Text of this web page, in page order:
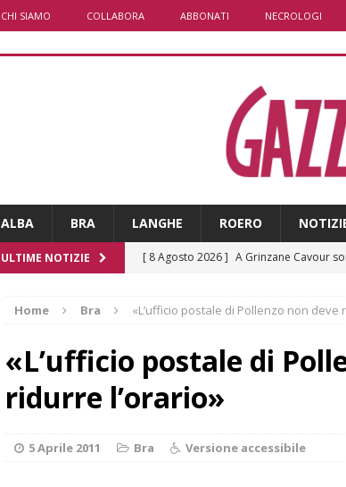
CHI SIAMO COLLABORA ABBONATI NECROLOGI
ALBA BRA LANGHE ROERO
ULTIME NOTIZIE [ 8 Agosto 2026 ] A Grinzane Cavour
[ 8 Agosto 2026 ] Banca di Asti, utile a
fiducia dei clienti
ALTRE NOTIZIE
[ 8 Agosto 2026 ]
rotatoria
ALBA
[ 8 Agosto 2026 ]
Home Bra «L’ufficio postale di Pollenzo non deve
«L’ufficio postale di
ridurre l’orario»
5 Aprile 2011 Bra Versione accessibile